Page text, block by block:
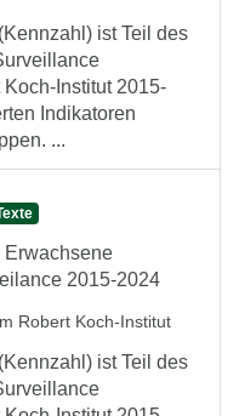
ist Teil des
Institut 2015-
Indikatoren
...
Erwachsene
2015-2024
Robert Koch-Institut
ist Teil des